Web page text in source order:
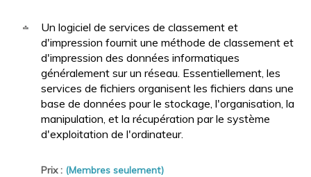
Un logiciel de services de classement et
d'impression fournit une méthode de classement et
d'impression des données informatiques
généralement sur un réseau. Essentiellement, les
services de fichiers organisent les fichiers dans une
base de données pour le stockage, l'organisation, la
manipulation, et la récupération par le système
d'exploitation de l'ordinateur.
Prix : (Membres seulement)